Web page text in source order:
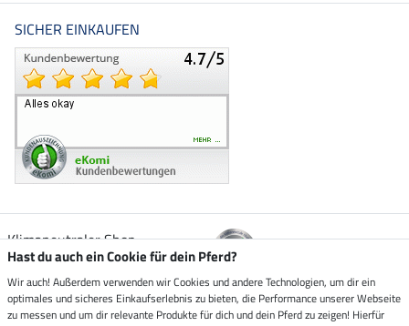
SICHER EINKAUFEN
Klimaneutraler Shop
Zustellung durch
Hast du auch ein Cookie für dein Pferd?
Wir auch! Außerdem verwenden wir Cookies und andere Technologien, um dir ein
optimales und sicheres Einkaufserlebnis zu bieten, die Performance unserer Webseite
zu messen und um dir relevante Produkte für dich und dein Pferd zu zeigen! Hierfür